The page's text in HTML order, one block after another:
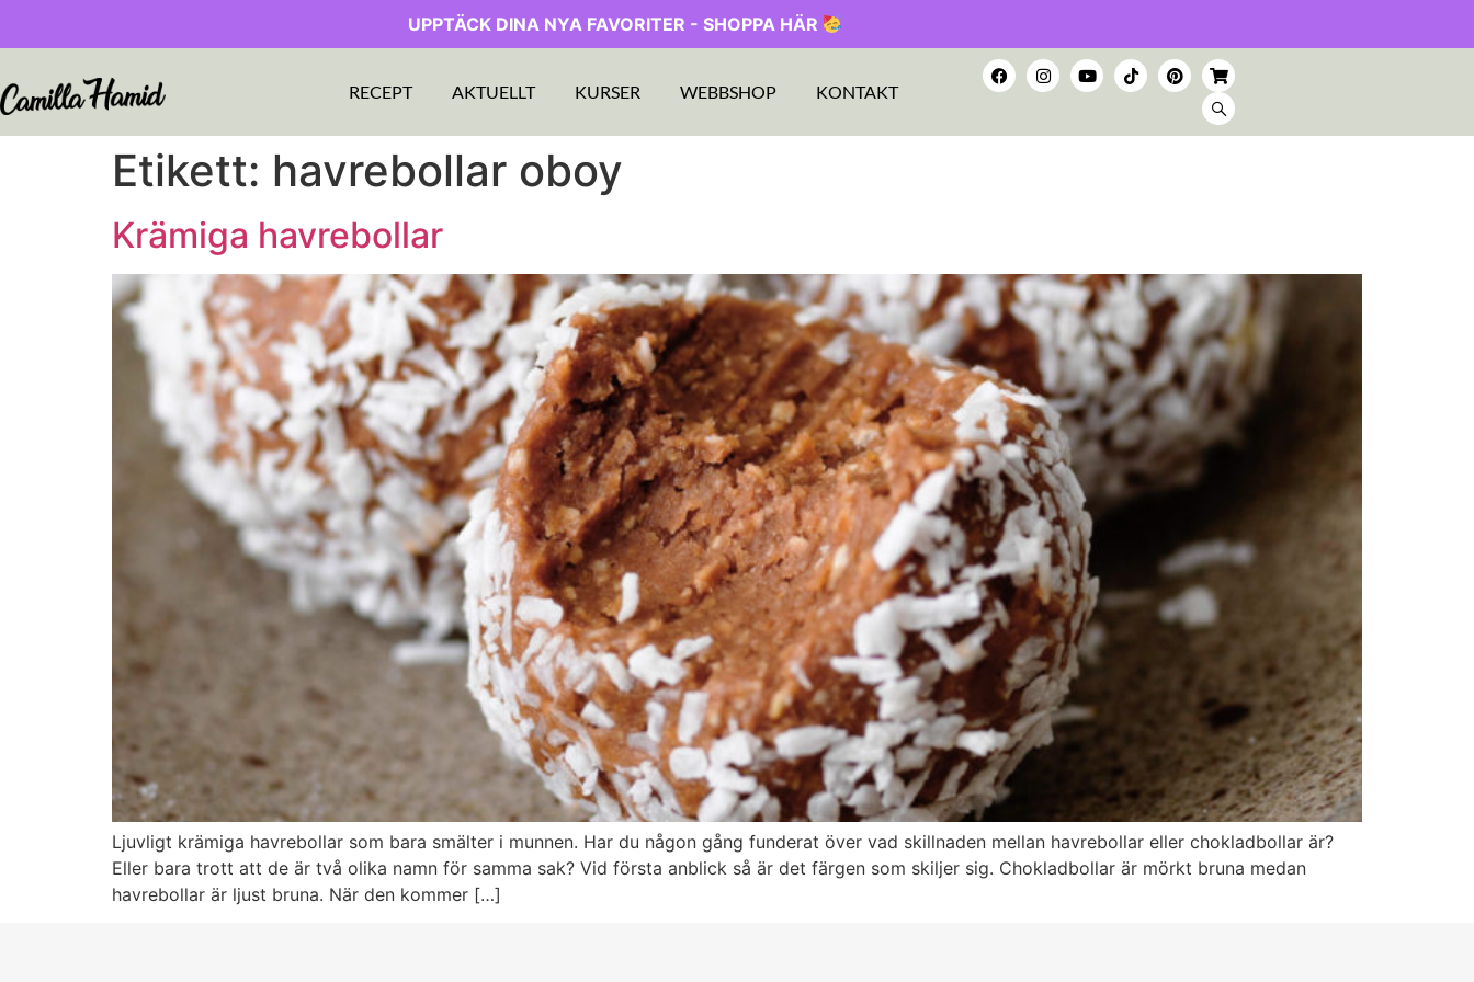
UPPTÄCK DINA NYA FAVORITER - SHOPPA HÄR
RECEPT AKTUELLT KURSER WEBBSHOP KONTAKT
Etikett: havrebollar oboy
Krämiga havrebollar
Ljuvligt krämiga havrebollar som bara smälter i munnen. Har du någon gång funderat över vad skillnaden mellan havrebollar eller chokladbollar är?
Eller bara trott att de är två olika namn för samma sak? Vid första anblick så är det färgen som skiljer sig. Chokladbollar är mörkt bruna medan
havrebollar är ljust bruna. När den kommer […]